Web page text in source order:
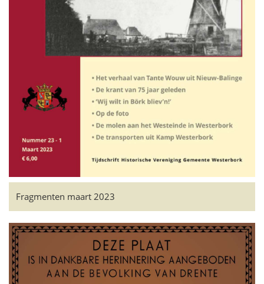
Fragmenten maart 2023